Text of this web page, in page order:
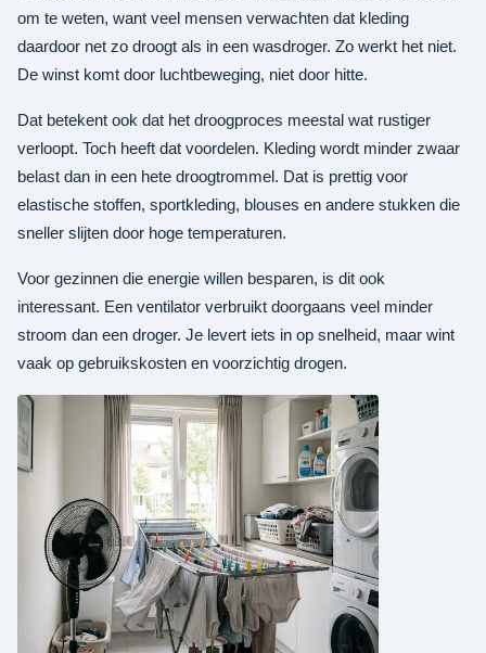
om te weten, want veel mensen verwachten dat kleding
daardoor net zo droogt als in een wasdroger. Zo werkt het niet.
De winst komt door luchtbeweging, niet door hitte.
Dat betekent ook dat het droogproces meestal wat rustiger
verloopt. Toch heeft dat voordelen. Kleding wordt minder zwaar
belast dan in een hete droogtrommel. Dat is prettig voor
elastische stoffen, sportkleding, blouses en andere stukken die
sneller slijten door hoge temperaturen.
Voor gezinnen die energie willen besparen, is dit ook
interessant. Een ventilator verbruikt doorgaans veel minder
stroom dan een droger. Je levert iets in op snelheid, maar wint
vaak op gebruikskosten en voorzichtig drogen.